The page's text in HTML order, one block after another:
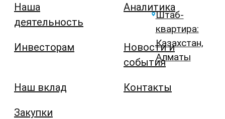
Наша
деятельность
Инвесторам
Наш вклад
Закупки
Аналитика
Новости и
события
Контакты
Штаб-
квартира:
Казахстан,
Алматы